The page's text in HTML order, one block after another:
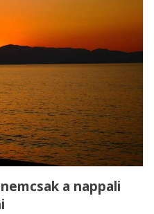
a nappali